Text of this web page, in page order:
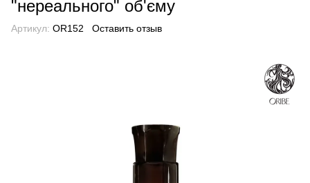
"нереального" об'єму
Артикул: OR152 Оставить отзыв